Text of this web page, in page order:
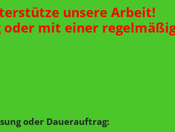
unsere Arbeit!
oder mit einer
oder Dauerauftrag: